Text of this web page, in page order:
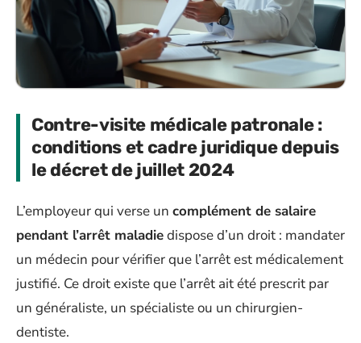
Contre-visite médicale patronale :
conditions et cadre juridique depuis
le décret de juillet 2024
L’employeur qui verse un complément de salaire
pendant l’arrêt maladiedispose d’un droit : mandater
un médecin pour vérifier que l’arrêt est médicalement
justifié. Ce droit existe que l’arrêt ait été prescrit par
un généraliste, un spécialiste ou un chirurgien-
dentiste.